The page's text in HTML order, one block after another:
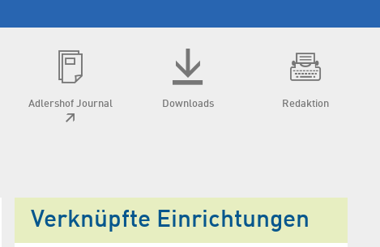
Adlershof Journal Downloads Redaktion
Verknüpfte Einrichtungen